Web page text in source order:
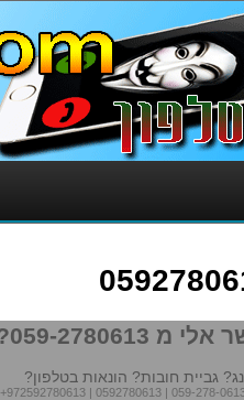
2780613?
גביית חובות? הונאות בטלפון?
+972592780613 | 0592780613 | 059-278-